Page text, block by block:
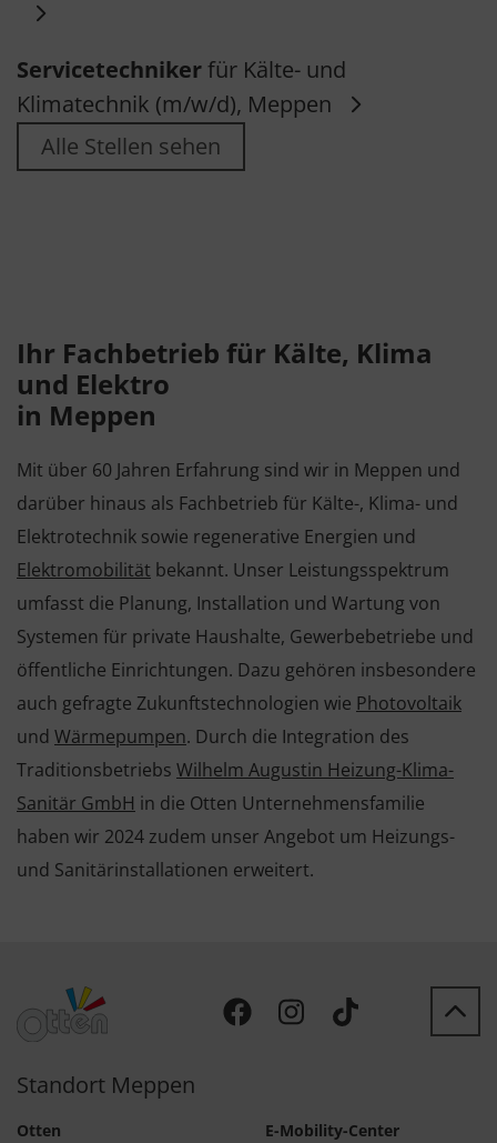
Servicetechnikerfür Kälte- und
Klimatechnik (m/w/d), Meppen
Alle Stellen sehen
Ihr Fachbetrieb für Kälte, Klima
und Elektro
in Meppen
Mit über 60 Jahren Erfahrung sind wir in Meppen und
darüber hinaus als Fachbetrieb für Kälte-, Klima- und
Elektrotechnik sowie regenerative Energien und
Elektromobilität bekannt. Unser Leistungsspektrum
umfasst die Planung, Installation und Wartung von
Systemen für private Haushalte, Gewerbebetriebe und
öffentliche Einrichtungen. Dazu gehören insbesondere
auch gefragte Zukunftstechnologien wie Photovoltaik
und Wärmepumpen. Durch die Integration des
Traditionsbetriebs Wilhelm Augustin Heizung-Klima-
Sanitär GmbH in die Otten Unternehmensfamilie
haben wir 2024 zudem unser Angebot um Heizungs-
und Sanitärinstallationen erweitert.
Standort Meppen
Otten
E-Mobility-Center